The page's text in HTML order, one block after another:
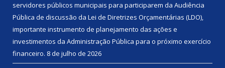
servidores públicos municipais para participarem da Audiência
Pública de discussão da Lei de Diretrizes Orçamentárias (LDO),
importante instrumento de planejamento das ações e
investimentos da Administração Pública para o próximo exercício
financeiro. 8 de julho de 2026